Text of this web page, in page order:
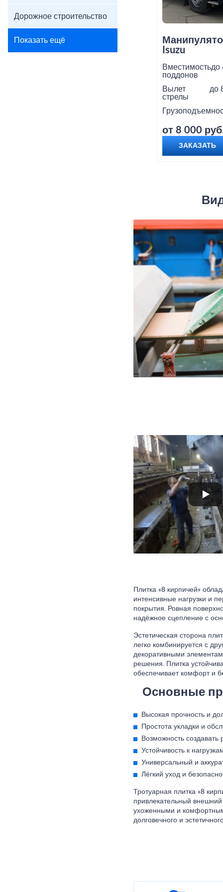
Дорожное строительство
Показать ещё
Isuzu
Вместимость
поддонов
до
Вылет
стрелы
до
от 8 000
ЗАКАЗАТЬ
Плитка «8 кирпичей»
интенсивные нагрузки и
покрытия. Ровная
надёжное сцепление с
Эстетическая сторона
легко комбинируется с
декоративными
решения. Плитка
обеспечивает комфорт и
Основные
Высокая прочность и
Простота укладки и
Возможность
Устойчивость к
Универсальный и
Лёгкий уход и
Тротуарная плитка «8
привлекательный
ухоженными и
долговечного и